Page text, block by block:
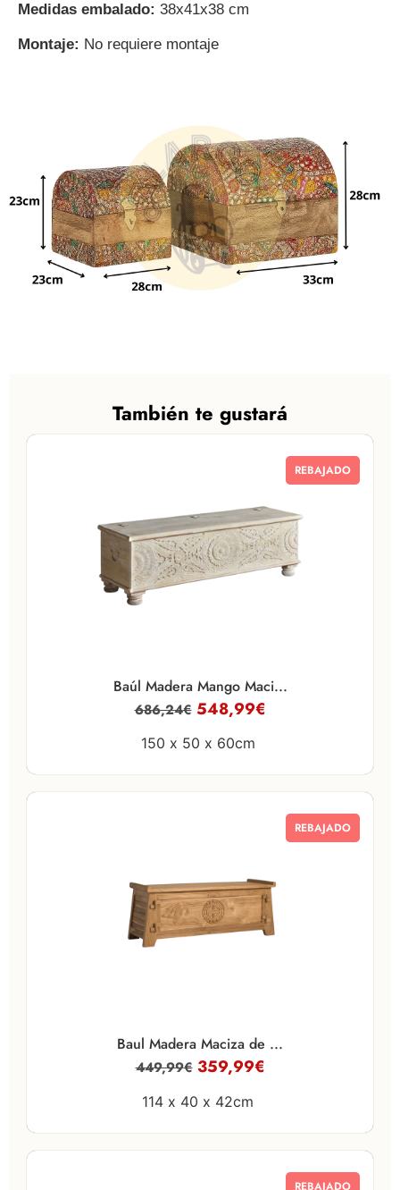
Medidas embalado: 38x41x38 cm
Montaje: No requiere montaje
También te gustará
REBAJADO
Baúl Madera Mango Maci...
686,24€ 548,99€
150 x 50 x 60cm
REBAJADO
Baul Madera Maciza de ...
449,99€ 359,99€
114 x 40 x 42cm
REBAJADO